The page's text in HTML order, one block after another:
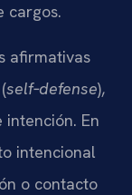
cargos.
afirmativas
self‑defense),
En
intencional
o contacto